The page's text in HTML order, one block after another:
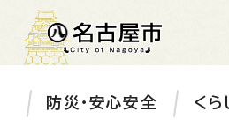
防災・安心安全 くら